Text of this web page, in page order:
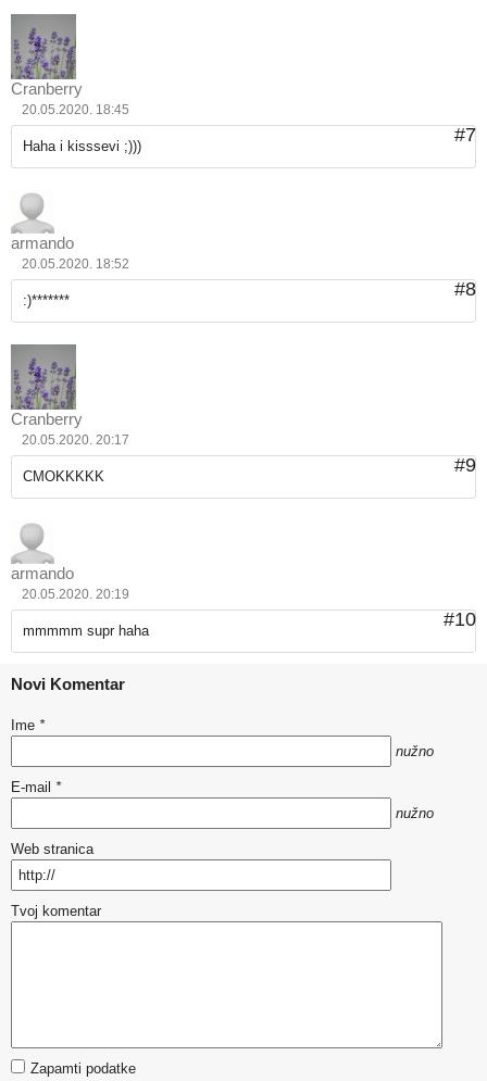
Cranberry
20.05.2020. 18:45
#7
Haha i kisssevi ;)))
armando
20.05.2020. 18:52
#8
:)*******
Cranberry
20.05.2020. 20:17
#9
CMOKKKKK
armando
20.05.2020. 20:19
#10
mmmmm supr haha
Novi Komentar
Ime *
nužno
E-mail *
nužno
Web stranica
Tvoj komentar
Zapamti podatke